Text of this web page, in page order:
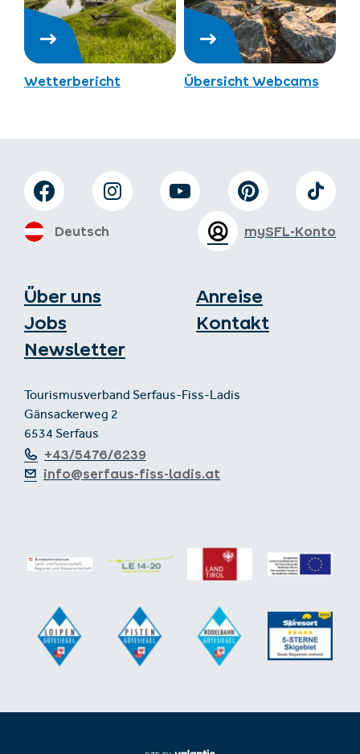
Wetterbericht Übersicht Webcams
Über uns
Jobs
Newsletter
Anreise
Kontakt
Tourismusverband Serfaus-Fiss-Ladis
Gänsackerweg 2
6534 Serfaus
+43/5476/6239
info@serfaus-fiss-ladis.at
mySFL-Konto
Deutsch